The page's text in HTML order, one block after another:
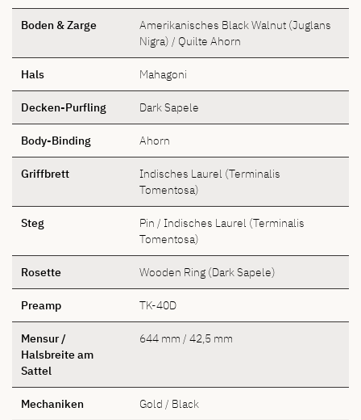
Boden & Zarge
Amerikanisches Black Walnut (Juglans
Nigra) / Quilte Ahorn
Hals Mahagoni
Decken-Purfling Dark Sapele
Body-Binding Ahorn
Griffbrett
Indisches Laurel (Terminalis
Tomentosa)
Steg
Pin / Indisches Laurel (Terminalis
Tomentosa)
Rosette Wooden Ring (Dark Sapele)
Preamp TK-40D
Mensur /
Halsbreite am
Sattel
644 mm / 42,5 mm
Mechaniken Gold / Black